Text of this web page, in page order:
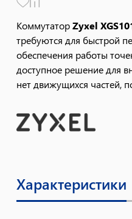
КоммутаторZyxel
требуются для быстрой
обеспечения работы
доступное решение для
нет движущихся частей,
Характеристики